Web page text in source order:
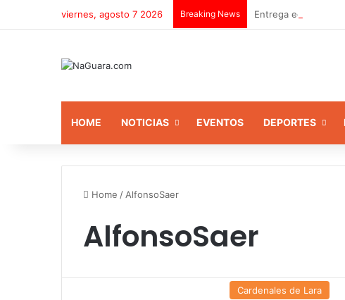
viernes, agosto 7 2026 Breaking News Entrega
HOME NOTICIAS EVENTOS DEPORTES
Home / AlfonsoSaer
AlfonsoSaer
Cardenales de Lara